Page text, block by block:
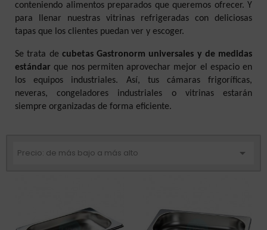
conteniendo alimentos preparados que queremos ofrecer. Y
para llenar nuestras vitrinas refrigeradas con deliciosas
tapas que los clientes puedan ver y escoger.
Se trata de cubetas Gastronorm universales y de medidas
estándar que nos permiten aprovechar mejor el espacio en
los equipos industriales. Así, tus cámaras frigoríficas,
neveras, congeladores industriales o vitrinas estarán
siempre organizadas de forma eficiente.
Precio: de más bajo a más alto 